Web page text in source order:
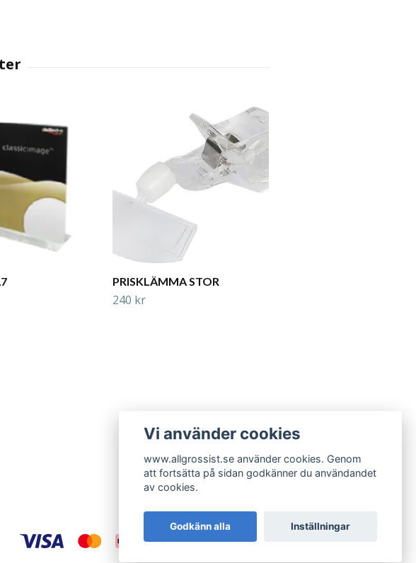
PRISKLÄMMA STOR
240 kr
Vi använder cookies
www.allgrossist.se använder cookies. Genom
att fortsätta på sidan godkänner du användandet
av cookies.
Godkänn alla Inställningar